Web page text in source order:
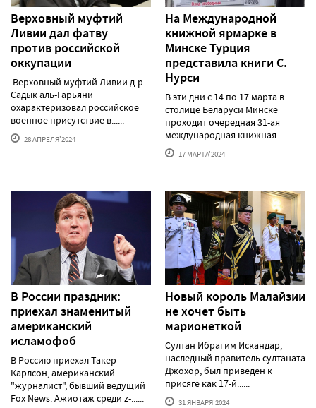
Верховный муфтий
Ливии дал фатву
против российской
оккупации
Верховный муфтий Ливии д-р
Садык аль-Гарьяни
охарактеризовал российское
военное присутствие в......
28 АПРЕЛЯ'2024
На Международной
книжной ярмарке в
Минске Турция
представила книги С.
Нурси
В эти дни с 14 по 17 марта в
столице Беларуси Минске
проходит очередная 31-ая
международная книжная ......
17 МАРТА'2024
В России праздник:
приехал знаменитый
американский
исламофоб
В Россию приехал Такер
Карлсон, американский
"журналист", бывший ведущий
Fox News. Ажиотаж среди z-......
Новый король Малайзии
не хочет быть
марионеткой
Султан Ибрагим Искандар,
наследный правитель султаната
Джохор, был приведен к
присяге как 17-й......
31 ЯНВАРЯ'2024